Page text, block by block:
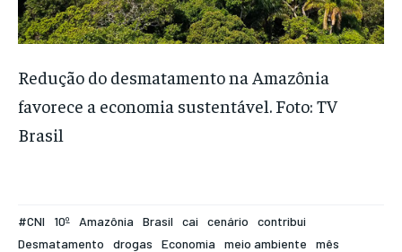
Redução do desmatamento na Amazônia
favorece a economia sustentável. Foto: TV
Brasil
#CNI 10º Amazônia Brasil cai cenário
contribui
Desmatamento
drogas Economia meio ambiente
mês